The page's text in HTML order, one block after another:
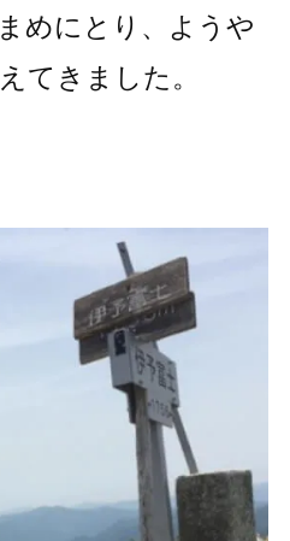
めにとり、ようや
てきました。